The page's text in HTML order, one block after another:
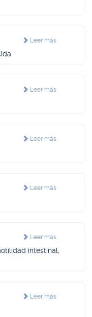
Leer más
Leer más
Leer más
Leer más
Leer más
intestinal,
Leer más